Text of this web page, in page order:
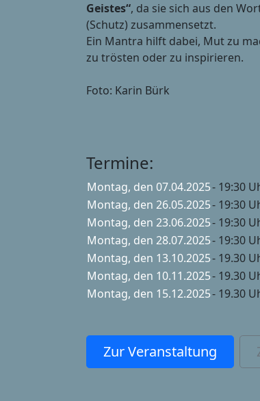
Geistes“, da sie sich aus den
(Schutz) zusammensetzt.
Ein Mantra hilft dabei, Mut zu
zu trösten oder zu inspirieren.
Foto: Karin Bürk
Termine:
Montag, den 07.04.2025- 19:30
Montag, den 26.05.2025- 19:30
Montag, den 23.06.2025- 19:30
Montag, den 28.07.2025- 19:30
Montag, den 13.10.2025- 19.30
Montag, den 10.11.2025- 19.30
Montag, den 15.12.2025- 19.30
Zur Veranstaltung